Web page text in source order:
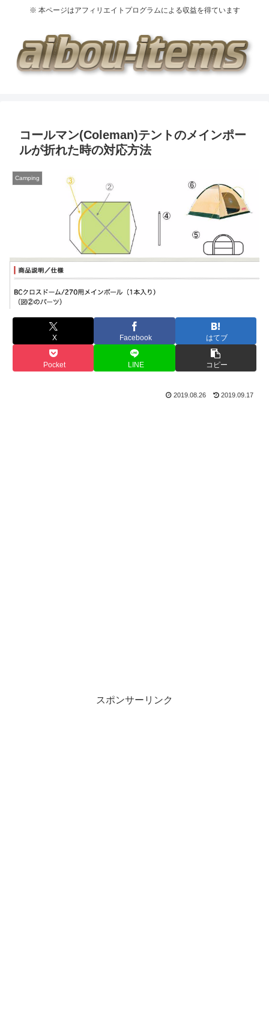
※ 本ページはアフィリエイトプログラムによる収益を得ています
コールマン(Coleman)テントのメインポー
ルが折れた時の対応方法
Camping
X Facebook はてブ
Pocket LINE コピー
2019.08.26 2019.09.17
スポンサーリンク